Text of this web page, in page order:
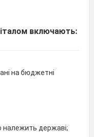
включають:
на бюджетні
належить державі;